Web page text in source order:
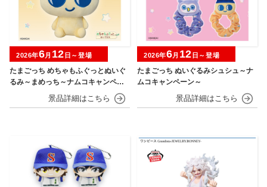
たまごっち めちゃもふぐっとぬいぐ
るみ～まめっち～ナムコキャンペー
2026年6月 12 日～登場
たまごっち ぬいぐるみシュシュ～ナ
ムコキャンペーン～
2026年6月 12 日～登場